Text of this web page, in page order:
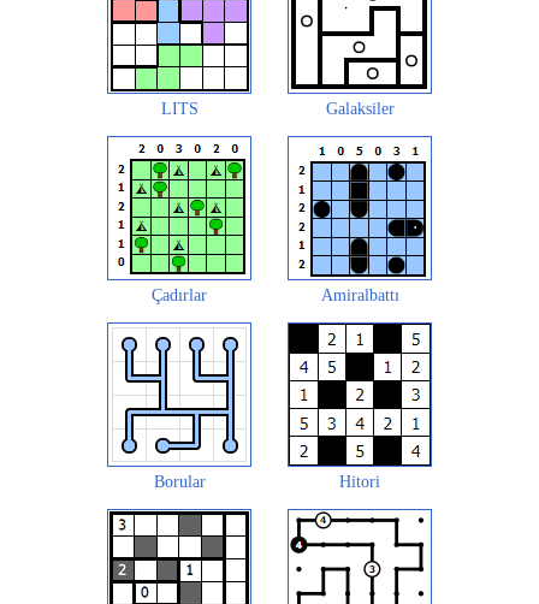
LITS Galaksiler
Çadırlar Amiralbattı
Borular Hitori